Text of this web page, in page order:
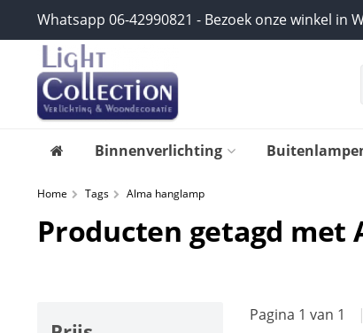
Whatsapp 06-42990821 - Bezoek onze winkel in
Binnenverlichting
Home Tags Alma hanglamp
Producten getagd met
Pagina 1 van 1 |